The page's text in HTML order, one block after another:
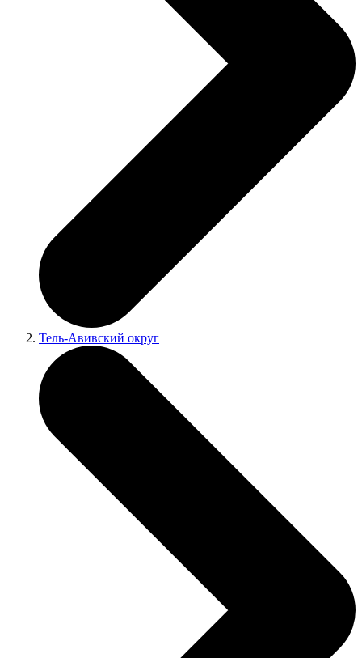
Тель-Авивский округ